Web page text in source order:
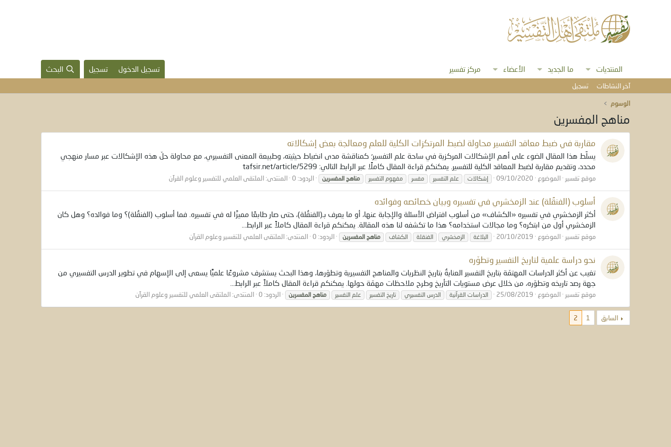
المنتديات ما الجديد الأعضاء مركز تفسير تسجيل الدخول تسجيل البحث
آخر النشاطات تسجيل
الوسوم
مناهج المفسرين
مقاربة في ضبط معاقد التفسير محاولة لضبط المرتكزات الكلية للعلم ومعالجة بعض إشكالاته
يسلِّط هذا المقال الضوء على أهم الإشكالات المركزية في ساحة علم التفسير؛ كمناقشة مدى انضباط حيثيته، وطبيعة المعنى التفسيري، مع محاولة حلّ هذه الإشكالات عبر مسار منهجي
محدد، وتقديم مقاربة لضبط المعاقد الكلية للتفسير. يمكنكم قراءة المقال كاملًا عبر الرابط التالي: tafsir.net/article/5299
موقع تفسير الموضوع 09/10/2020 إشكالات علم التفسير مفسر مفهوم التفسير مناهج المفسرين الردود: 0 المنتدى: الملتقى العلمي للتفسير وعلوم القرآن
أسلوب (الفنقُلة) عند الزمخشري في تفسيره وبيان خصائصه وفوائده
أكثر الزمخشري في تفسيره «الكشاف» من أسلوب افتراض الأسئلة والإجابة عنها، أو ما يعرف بـ(الفنقُلة)، حتى صار طابعًا مميزًا له في تفسيره. فما أسلوب (الفنقُلة)؟ وما فوائده؟ وهل كان
الزمخشري أول من ابتكره؟ وما مجالات استخدامه؟ هذا ما تكشفه لنا هذه المقالة. يمكنكم قراءة المقال كاملاً عبر الرابط...
موقع تفسير الموضوع 20/10/2019 البلاغة الزمخشري الفنقلة الكشاف مناهج المفسرين الردود: 0 المنتدى: الملتقى العلمي للتفسير وعلوم القرآن
نحو دراسة علمية لتاريخ التفسير وتطوّره
تغيب عن أكثر الدراسات المهتمّة بتاريخ التفسير العنايةُ بتاريخ النظريات والمناهج التفسيرية وتطوّرها، وهذا البحث يستشرف مشروعًا علميًّا يسعى إلى الإسهام في تطوير الدرس التفسيري من
جهة رصد تاريخه وتطوّره، من خلال عرض مستويات التأريخ وطرح ملاحظات مهمّة حولها. يمكنكم قراءة المقال كاملاً عبر الرابط...
موقع تفسير الموضوع 25/08/2019 الدراسات القرآنية الدرس التفسيري تاريخ التفسير علم التفسير مناهج المفسرين الردود: 0 المنتدى: الملتقى العلمي للتفسير وعلوم القرآن
السابق 1
2